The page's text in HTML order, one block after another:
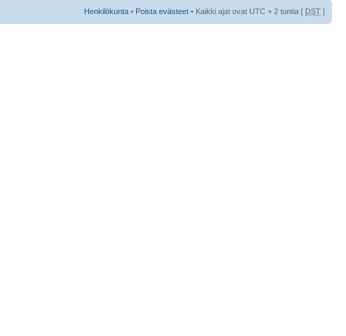
Henkilökunta • Poista evästeet • Kaikki ajat ovat UTC + 2 tuntia [ DST ]